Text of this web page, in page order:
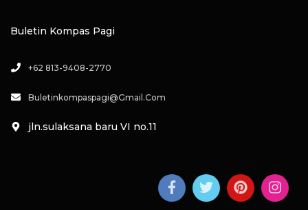
Buletin Kompas Pagi
+62 813-9408-2770
Buletinkompaspagi@gmail.com
jln.sulaksana baru VI no.11